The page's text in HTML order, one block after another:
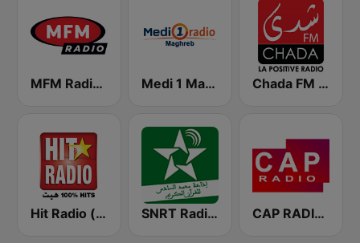
MFM Radio (مفم راديو) Medi 1 Maghreb (ميدى1 مغرب) Chada FM (شدى فم)
Hit Radio (هيت راديو) SNRT Radio Idaat Mohammed Assadiss (السادسة) CAP RADIO MAROC